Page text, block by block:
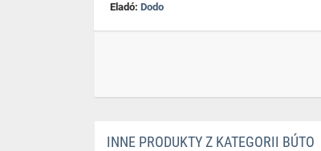
Eladó: Dodo
INNE PRODUKTY Z KATEGORII BÚTO